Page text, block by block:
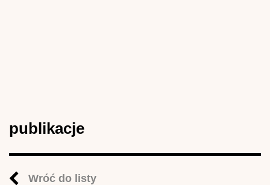
publikacje
Wróć do listy